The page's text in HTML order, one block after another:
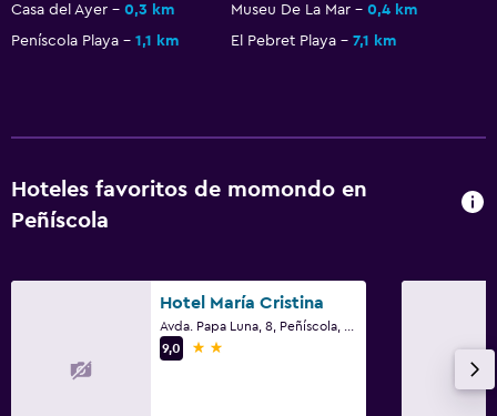
Casa del Ayer
0,3 km Museu De La Mar
0,4 km
Peníscola Playa
1,1 km El Pebret Playa 7,1 km
Hoteles favoritos de momondo en
Peñíscola
Hotel María Cristina
9,0
2 estrellas